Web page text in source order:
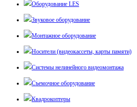
Оборудование LES
Звуковое оборудование
Монтажное оборудование
Носители (видеокассеты, карты памяти)
Системы нелинейного видеомонтажа
Съемочное оборудование
Квадрокоптеры